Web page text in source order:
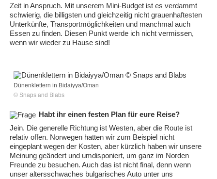
Zeit in Anspruch. Mit unserem Mini-Budget ist es verdammt
schwierig, die billigsten und gleichzeitig nicht grauenhaftesten
Unterkünfte, Transportmöglichkeiten und manchmal auch
Essen zu finden. Diesen Punkt werde ich nicht vermissen,
wenn wir wieder zu Hause sind!
Dünenklettern in Bidaiyya/Oman
© Snaps and Blabs
Habt ihr einen festen Plan für eure Reise?
Jein. Die generelle Richtung ist Westen, aber die Route ist
relativ offen. Norwegen hatten wir zum Beispiel nicht
eingeplant wegen der Kosten, aber kürzlich haben wir unsere
Meinung geändert und umdisponiert, um ganz im Norden
Freunde zu besuchen. Auch das ist nicht final, denn wenn
unser altersschwaches bulgarisches Auto unter uns